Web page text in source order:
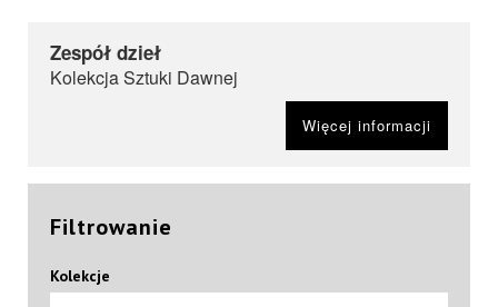
Zespół dzieł
Kolekcja Sztuki Dawnej
Więcej informacji
Filtrowanie
Kolekcje